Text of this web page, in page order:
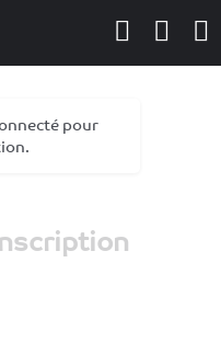
pour